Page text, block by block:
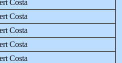
Costa
Costa
Costa
Costa
Costa